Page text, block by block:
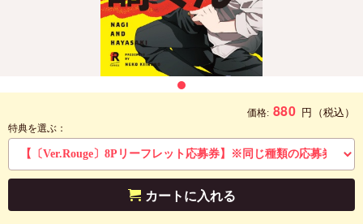
価格: 880 円 （税込）
特典を選ぶ：
カートに入れる